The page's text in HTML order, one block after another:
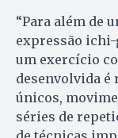
“Para além de
expressão ichi-
um exercício
desenvolvida é
únicos,
séries de